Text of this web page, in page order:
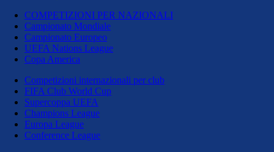
COMPETIZIONI PER NAZIONALI
Campionato Mondiale
Campionato Europeo
UEFA Nations League
Copa America
Competizioni internazionali per club
FIFA Club World Cup
Supercoppa UEFA
Champions League
Europa League
Conference League